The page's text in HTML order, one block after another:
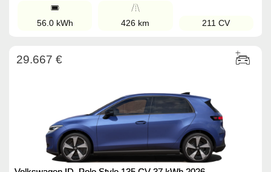
56.0 kWh 426 km 211 CV
29.667 €